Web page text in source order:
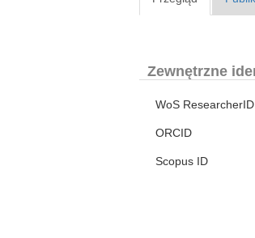
Zewnętrzne
WoS ResearcherID
ORCID
Scopus ID